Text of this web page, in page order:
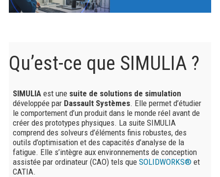
Qu’est-ce que SIMULIA ?
SIMULIA est unesuite de solutions de simulation
développée par Dassault Systèmes. Elle permet d’étudier
le comportement d’un produit dans le monde réel avant de
créer des prototypes physiques. La suite SIMULIA
comprend des solveurs d’éléments finis robustes, des
outils d’optimisation et des capacités d’analyse de la
fatigue. Elle s’intègre aux environnements de conception
assistée par ordinateur (CAO) tels que SOLIDWORKS®et
CATIA.